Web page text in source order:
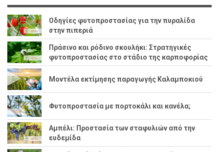
Οδηγίες φυτοπροστασίας για την πυραλίδα
στην πιπεριά
Πράσινο και ρόδινο σκουλήκι: Στρατηγικές
φυτοπροστασίας στο στάδιο της καρποφορίας
Μοντέλα εκτίμησης παραγωγής Καλαμποκιού
Φυτοπροστασία με πορτοκάλι και κανέλα;
Αμπέλι: Προστασία των σταφυλιών από την
ευδεμίδα